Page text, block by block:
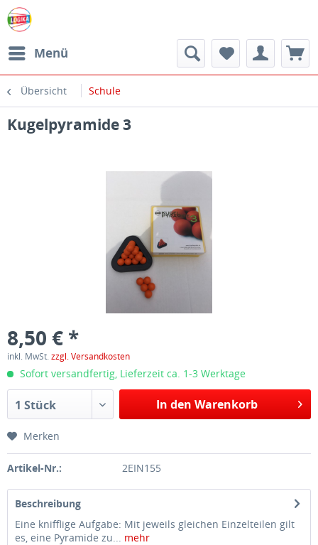
Menü
Übersicht Schule
Kugelpyramide 3
8,50 € *
inkl. MwSt.zzgl. Versandkosten
Sofort versandfertig, Lieferzeit ca. 1-3 Werktage
1 Stück In den Warenkorb
Merken
Artikel-Nr.: 2EIN155
Beschreibung
Eine knifflige Aufgabe: Mit jeweils gleichen Einzelteilen gilt
es, eine Pyramide zu... mehr